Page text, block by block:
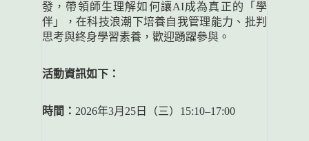
發，帶領師生理解如何讓AI成為真正的「學
伴」，在科技浪潮下培養自我管理能力、批判
思考與終身學習素養，歡迎踴躍參與。
活動資訊如下：
時間： 2026年3月 25 日（三） 15:10–17:00